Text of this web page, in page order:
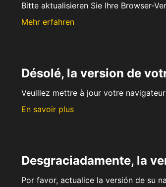
Bitte aktualisieren Sie Ihre Browser-
Mehr erfahren
Désolé, la version de
Veuillez mettre à jour votre
En savoir plus
Desgraciadamente, la
Por favor, actualice la versión de su